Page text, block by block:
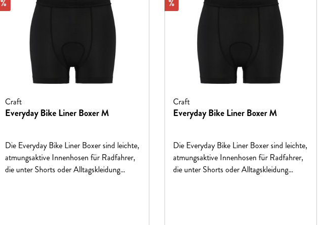
%
Craft
Everyday Bike Liner Boxer M
Die Everyday Bike Liner Boxer sind leichte,
atmungsaktive Innenhosen für Radfahrer,
die unter Shorts oder Alltagskleidung
%
Craft
Everyday Bike Liner Boxer M
Die Everyday Bike Liner Boxer sind leichte,
atmungsaktive Innenhosen für Radfahrer,
die unter Shorts oder Alltagskleidung